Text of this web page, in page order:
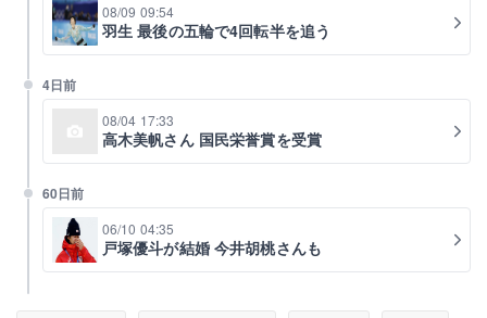
08/09 09:54
羽生 最後の五輪で4回転半を追う
4日前
08/04 17:33
高木美帆さん 国民栄誉賞を受賞
60日前
06/10 04:35
戸塚優斗が結婚 今井胡桃さんも